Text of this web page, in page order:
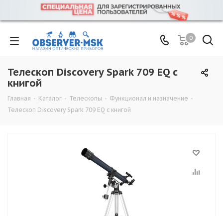
0
Телескоп Discovery Spark 709 EQ с
книгой
Главная - Каталог - Телескопы - Функционал и назначение -
Телескоп Discovery Spark 709 EQ с книгой